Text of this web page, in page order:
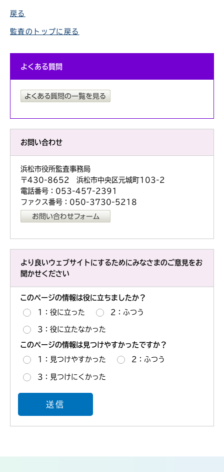
戻る
監査のトップに戻る
よくある質問
お問い合わせ
浜松市役所監査事務局
〒430-8652 浜松市中央区元城町103-2
電話番号：053-457-2391
ファクス番号：050-3730-5218
より良いウェブサイトにするためにみなさまのご意見をお
聞かせください
このページの情報は役に立ちましたか？
1：役に立った 2：ふつう
3：役に立たなかった
このページの情報は見つけやすかったですか？
1：見つけやすかった 2：ふつう
3：見つけにくかった